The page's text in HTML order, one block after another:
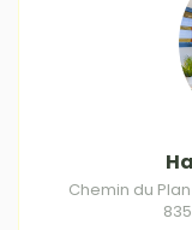
Chemin du